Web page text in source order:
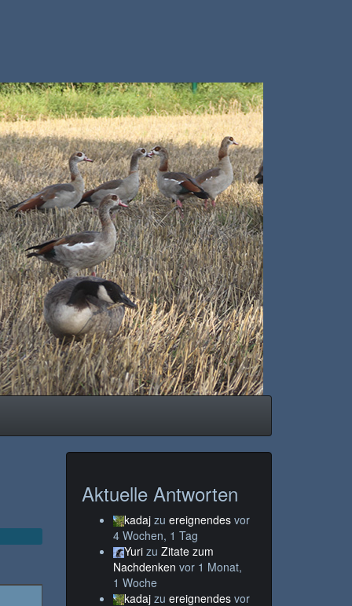
Aktuelle Antworten
kadajzu ereignendes vor
4 Wochen, 1 Tag
Yurizu Zitate zum
Nachdenken vor 1 Monat,
1 Woche
kadajzu ereignendes vor